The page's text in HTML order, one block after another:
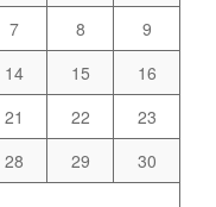
7 8
9
14 15
16
21 22
23
28 29
30